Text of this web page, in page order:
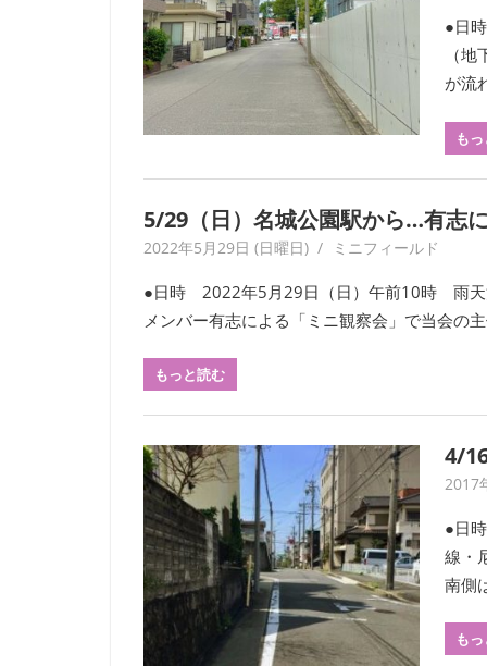
録・
採
集
す
続
け
い
ま
考
を
は
じ
め
と
す
る
●日
（
が流
も
5/29（日）名城公園駅から…有志
2022年5月29日 (日曜日) yagaiken
ミニフィールド
●日時 2022年5月29日（日）午前10時 雨
メンバー有志による「ミニ観察会」で当会の
もっと読む
4/
2017
●日
線・
南側
も